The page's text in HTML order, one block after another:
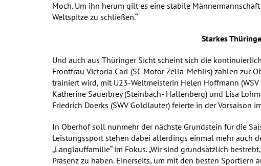
Moch. Um ihn herum gilt es eine stabile
Weltspitze zu schließen.“
Starkes
Und auch aus Thüringer Sicht scheint sich die
Frontfrau Victoria Carl (SC Motor Zella-Mehlis) zählen zur
trainiert wird, mit U23-Weltmeisterin Helen Hoffmann
Katherine Sauerbrey (Steinbach- Hallenberg) und Lisa
Friedrich Doerks (SWV Goldlauter) feierte in der Vorsaison
In Oberhof soll nunmehr der nächste Grundstein für die
Leistungssport stehen dabei allerdings einmal mehr auch
„Langlauffamilie“ im Fokus. „Wir sind grundsätzlich
Präsenz zu haben. Einerseits, um mit den besten Sportlern